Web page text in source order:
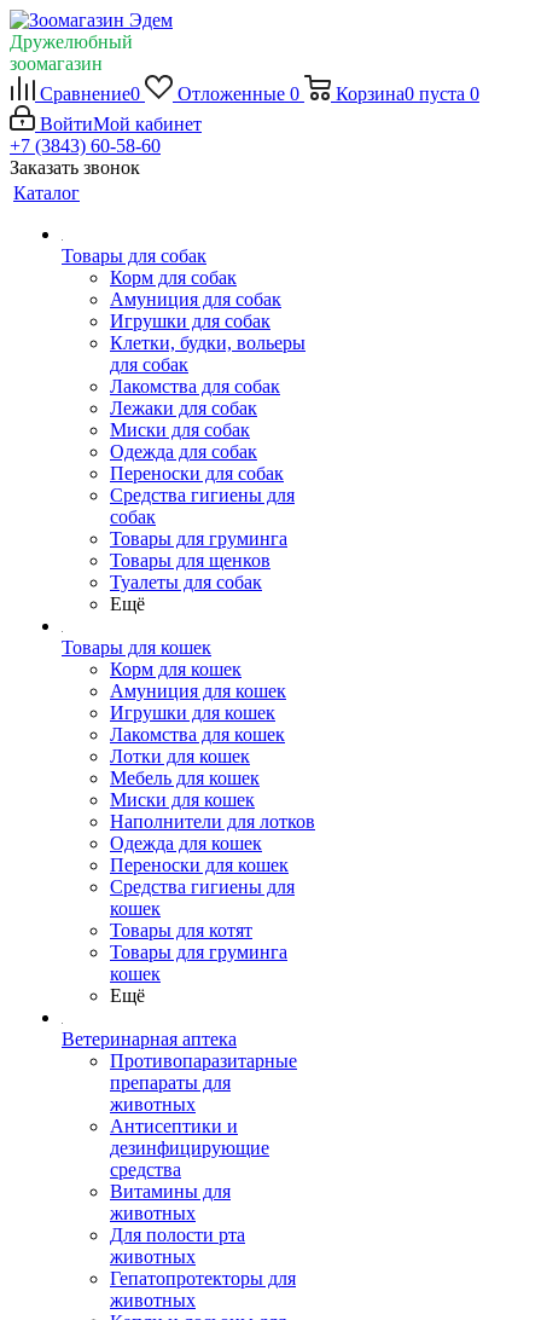
Дружелюбный
зоомагазин
Сравнение0 Отложенные 0 Корзина0 пуста 0
ВойтиМой кабинет
+7 (3843) 60-58-60
Заказать звонок
Каталог
Товары для собак
Корм для собак
Амуниция для собак
Игрушки для собак
Клетки, будки, вольеры
для собак
Лакомства для собак
Лежаки для собак
Миски для собак
Одежда для собак
Переноски для собак
Средства гигиены для
собак
Товары для груминга
Товары для щенков
Туалеты для собак
Ещё
Товары для кошек
Корм для кошек
Амуниция для кошек
Игрушки для кошек
Лакомства для кошек
Лотки для кошек
Мебель для кошек
Миски для кошек
Наполнители для лотков
Одежда для кошек
Переноски для кошек
Средства гигиены для
кошек
Товары для котят
Товары для груминга
кошек
Ещё
Ветеринарная аптека
Противопаразитарные
препараты для
животных
Антисептики и
дезинфицирующие
средства
Витамины для
животных
Для полости рта
животных
Гепатопротекторы для
животных